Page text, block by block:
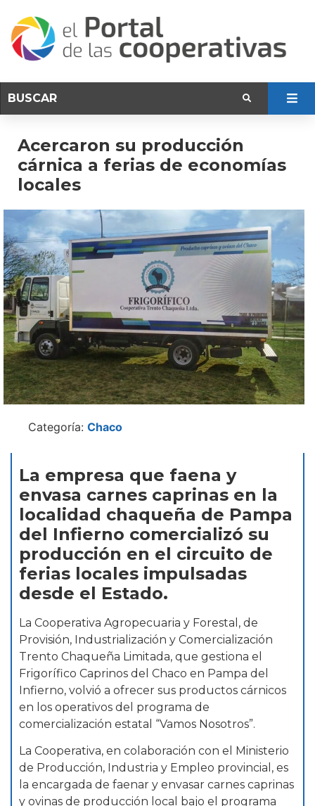
Acercaron su producción
cárnica a ferias de economías
locales
Categoría: Chaco
La empresa que faena y
envasa carnes caprinas en la
localidad chaqueña de Pampa
del Infierno comercializó su
producción en el circuito de
ferias locales impulsadas
desde el Estado.
La Cooperativa Agropecuaria y Forestal, de
Provisión, Industrialización y Comercialización
Trento Chaqueña Limitada, que gestiona el
Frigorífico Caprinos del Chaco en Pampa del
Infierno, volvió a ofrecer sus productos cárnicos
en los operativos del programa de
comercialización estatal “Vamos Nosotros”.
La Cooperativa, en colaboración con el Ministerio
de Producción, Industria y Empleo provincial, es
la encargada de faenar y envasar carnes caprinas
y ovinas de producción local bajo el programa